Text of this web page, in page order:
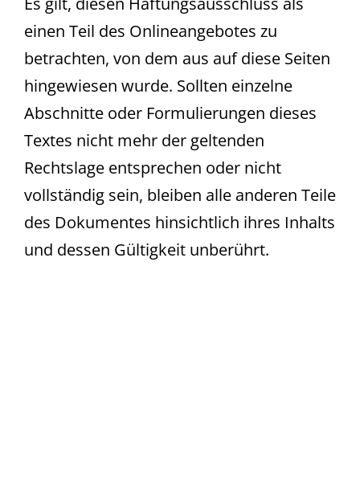
einen Teil des Onlineangebotes zu
betrachten, von dem aus auf diese Seiten
hingewiesen wurde. Sollten einzelne
Abschnitte oder Formulierungen dieses
Textes nicht mehr der geltenden
Rechtslage entsprechen oder nicht
vollständig sein, bleiben alle anderen Teile
des Dokumentes hinsichtlich ihres Inhalts
und dessen Gültigkeit unberührt.